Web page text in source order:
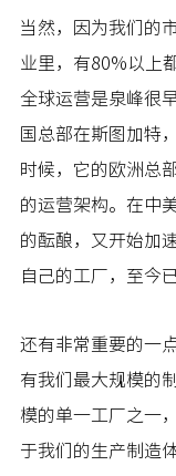
当然，因为我们的
业里，有80%以上
全球运营是泉峰很
国总部在斯图加特
时候，它的欧洲总
的运营架构。在中
的酝酿，又开始加
自己的工厂，至今
还有非常重要的一
有我们最大规模的
模的单一工厂之一
于我们的生产制造体